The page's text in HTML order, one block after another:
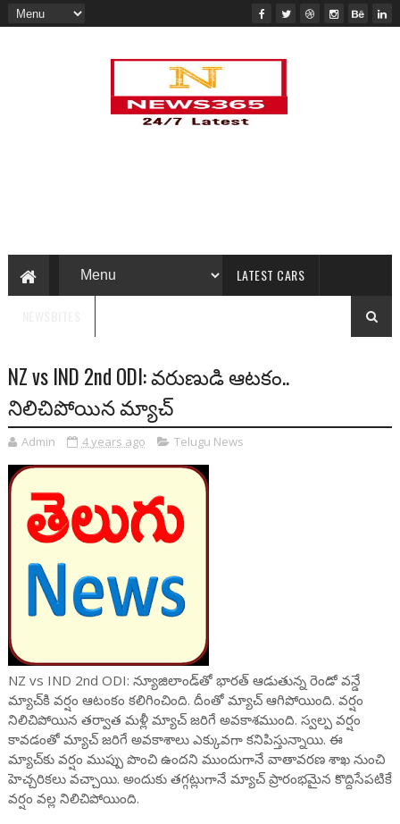
LATEST CARS
NZ vs IND 2nd ODI: వరుణుడి ఆటకం..
నిలిచిపోయిన మ్యాచ్
Admin 4 years ago Telugu News
NZ vs IND 2nd ODI: న్యూజిలాండ్‌తో భారత్ ఆడుతున్న రెండో వన్డే
మ్యాచ్‌కి వర్షం ఆటంకం కలిగించింది. దీంతో మ్యాచ్ ఆగిపోయింది. వర్షం
నిలిచిపోయిన తర్వాత మళ్లీ మ్యాచ్ జరిగే అవకాశముంది. స్వల్ప వర్షం
కావడంతో మ్యాచ్ జరిగే అవకాశాలు ఎక్కువగా కనిపిస్తున్నాయి. ఈ
మ్యాచ్‌కు వర్షం ముప్పు పొంచి ఉందని ముందుగానే వాతావరణ శాఖ నుంచి
హెచ్చరికలు వచ్చాయి. అందుకు తగ్గట్లుగానే మ్యాచ్‌ ప్రారంభమైన కొద్దిసేపటికే
వర్షం వల్ల నిలిచిపోయింది.